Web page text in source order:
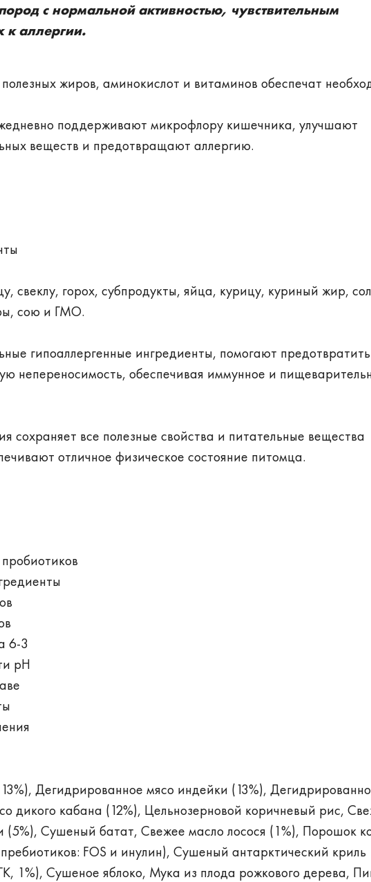
с нормальной активностью, чувствительным
аллергии.
жиров, аминокислот и витаминов обеспечат
поддерживают микрофлору кишечника, улучшают
веществ и предотвращают аллергию.
свеклу, горох, субпродукты, яйца, курицу, куриный жир,
сою и ГМО.
гипоаллергенные ингредиенты, помогают предотвратить
непереносимость, обеспечивая иммунное и
сохраняет все полезные свойства и питательные вещества
отличное физическое состояние питомца.
6-3
рН
Дегидрированное мясо индейки (13%),
дикого кабана (12%), Цельнозерновой коричневый рис,
Сушеный батат, Свежее масло лосося (1%), Порошок
FOS и инулин), Сушеный антарктический криль
1%), Сушеное яблоко, Мука из плода рожкового дерева,